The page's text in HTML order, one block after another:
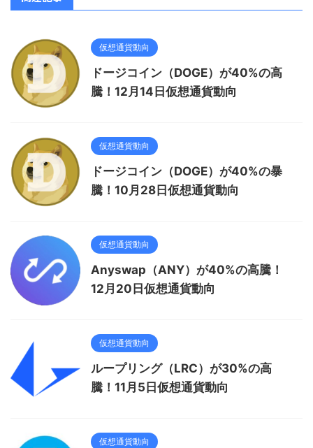
仮想通貨動向
ドージコイン（DOGE）が40%の高
騰！12月14日仮想通貨動向
仮想通貨動向
ドージコイン（DOGE）が40%の暴
騰！10月28日仮想通貨動向
仮想通貨動向
Anyswap（ANY）が40%の高騰！
12月20日仮想通貨動向
仮想通貨動向
ループリング（LRC）が30%の高
騰！11月5日仮想通貨動向
仮想通貨動向